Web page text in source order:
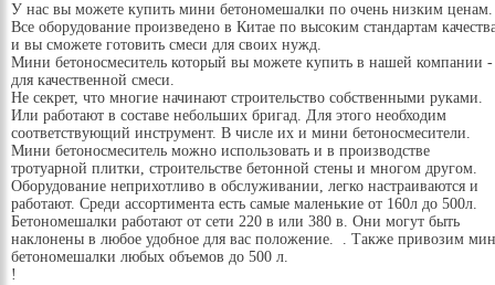
У нас вы можете купить мини бетономешалки по очень низким ценам.
Все оборудование произведено в Китае по высоким стандартам
и вы сможете готовить смеси для своих нужд.
Мини бетоносмеситель который вы можете купить в нашей компании -
для качественной смеси.
Не секрет, что многие начинают строительство собственными руками.
Или работают в составе небольших бригад. Для этого необходим
соответствующий инструмент. В числе их и мини бетоносмесители.
Мини бетоносмеситель можно использовать и в производстве
тротуарной плитки, строительстве бетонной стены и многом другом.
Оборудование неприхотливо в обслуживании, легко настраиваются и
работают. Среди ассортимента есть самые маленькие от 160л до 500л.
Бетономешалки работают от сети 220 в или 380 в. Они могут быть
наклонены в любое удобное для вас положение. . Также привозим
бетономешалки любых объемов до 500 л.
!